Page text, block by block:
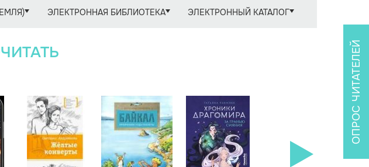
ЭЛЕКТРОННАЯ БИБЛИОТЕКА ЭЛЕКТРОННЫЙ КАТАЛОГ
ОПРОС ЧИТАТЕЛЕЙ